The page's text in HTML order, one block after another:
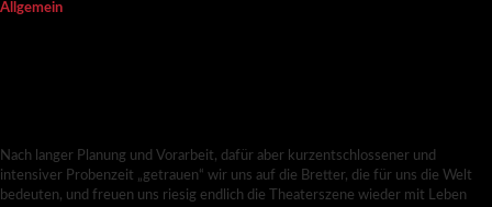
Allgemein
Nach langer Planung und Vorarbeit, dafür aber kurzentschlossener und
intensiver Probenzeit „getrauen“ wir uns auf die Bretter, die für uns die Welt
bedeuten, und freuen uns riesig endlich die Theaterszene wieder mit Leben